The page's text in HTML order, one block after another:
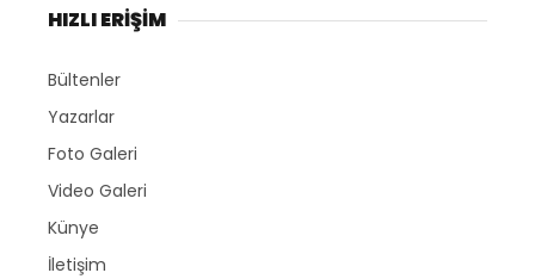
HIZLI ERİŞİM
Bültenler
Yazarlar
Foto Galeri
Video Galeri
Künye
İletişim